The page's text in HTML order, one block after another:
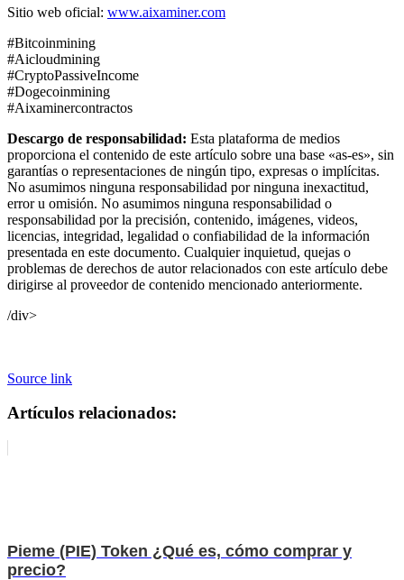
Sitio web oficial: www.aixaminer.com
#Bitcoinmining
#Aicloudmining
#CryptoPassiveIncome
#Dogecoinmining
#Aixaminercontractos
Descargo de responsabilidad: Esta plataforma de medios
proporciona el contenido de este artículo sobre una base «as-es», sin
garantías o representaciones de ningún tipo, expresas o implícitas.
No asumimos ninguna responsabilidad por ninguna inexactitud,
error u omisión. No asumimos ninguna responsabilidad o
responsabilidad por la precisión, contenido, imágenes, videos,
licencias, integridad, legalidad o confiabilidad de la información
presentada en este documento. Cualquier inquietud, quejas o
problemas de derechos de autor relacionados con este artículo debe
dirigirse al proveedor de contenido mencionado anteriormente.
/div>
Source link
Artículos relacionados:
Pieme (PIE) Token ¿Qué es, cómo comprar y
precio?